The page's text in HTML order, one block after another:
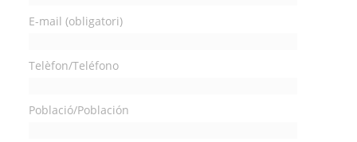
E-mail (obligatori)
Telèfon/Teléfono
Població/Población